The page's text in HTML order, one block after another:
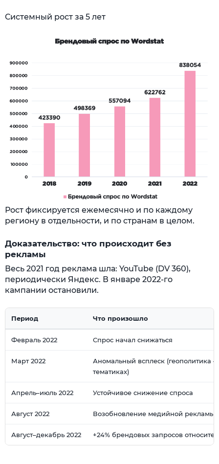
Системный рост за 5 лет
Рост фиксируется ежемесячно и по каждому
региону в отдельности, и по странам в целом.
Доказательство: что происходит без
рекламы
Весь 2021 год реклама шла: YouTube (DV 360),
периодически Яндекс. В январе 2022-го
кампании остановили.
Период Что произошло
Февраль 2022 Спрос начал снижаться
Март 2022
Аномальный всплеск (геополитика
тематиках)
Апрель–июль 2022 Устойчивое снижение спроса
Август 2022 Возобновление медийной рекламы
Август–декабрь 2022 +24% брендовых запросов